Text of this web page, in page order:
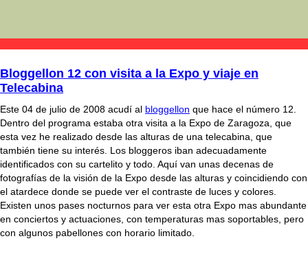
Bloggellon 12 con visita a la Expo y viaje en
Telecabina
Este 04 de julio de 2008 acudí al bloggellon que hace el número 12.
Dentro del programa estaba otra visita a la Expo de Zaragoza, que
esta vez he realizado desde las alturas de una telecabina, que
también tiene su interés. Los bloggeros iban adecuadamente
identificados con su cartelito y todo. Aquí van unas decenas de
fotografías de la visión de la Expo desde las alturas y coincidiendo con
el atardece donde se puede ver el contraste de luces y colores.
Existen unos pases nocturnos para ver esta otra Expo mas abundante
en conciertos y actuaciones, con temperaturas mas soportables, pero
con algunos pabellones con horario limitado.